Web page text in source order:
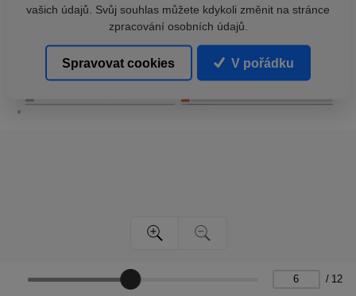
/ 12
vašich údajů. Svůj souhlas můžete kdykoli změnit na stránce
zpracování osobních údajů.
Spravovat cookies V pořádku